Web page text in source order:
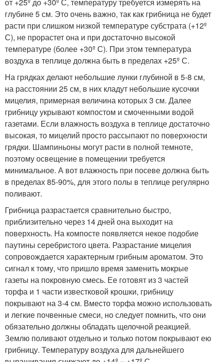
от +25º до +30º С, температуру требуется измерять на
глубине 5 см. Это очень важно, так как грибница не будет
расти при слишком низкой температуре субстрата (+12º
С), не прорастет она и при достаточно высокой
температуре (более +30º С). При этом температура
воздуха в теплице должна быть в пределах +25º С.
На грядках делают небольшие лунки глубиной в 5-8 см,
на расстоянии 25 см, в них кладут небольшие кусочки
мицелия, примерная величина которых 3 см. Далее
грибницу укрывают компостом и смоченными водой
газетами. Если влажность воздуха в теплице достаточно
высокая, то мицелий просто рассыпают по поверхности
грядки. Шампиньоны могут расти в полной темноте,
поэтому освещение в помещении требуется
минимальное. А вот влажность при посеве должна быть
в пределах 85-90%, для этого полы в теплице регулярно
поливают.
Грибница разрастается сравнительно быстро,
приблизительно через 14 дней она выходит на
поверхность. На компосте появляется некое подобие
паутины серебристого цвета. Разрастание мицелия
сопровождается характерным грибным ароматом. Это
сигнал к тому, что пришло время заменить мокрые
газеты на покровную смесь. Ее готовят из 3 частей
торфа и 1 части известковой крошки, грибницу
покрывают на 3-4 см. Вместо торфа можно использовать
и легкие почвенные смеси, но следует помнить, что они
обязательно должны обладать щелочной реакцией.
Землю поливают отдельно и только потом покрывают ею
грибницу. Температуру воздуха для дальнейшего